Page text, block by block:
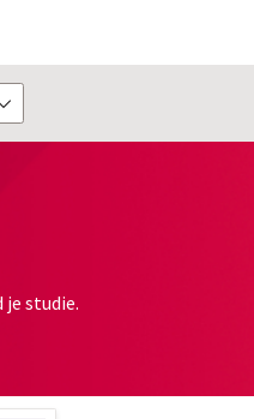
toon opties
studie.